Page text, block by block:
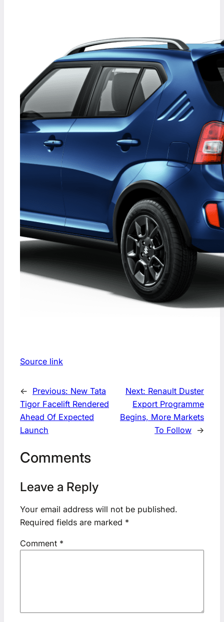
Source link
← Previous: New Tata
Tigor Facelift Rendered
Ahead Of Expected
Launch
Next: Renault Duster
Export Programme
Begins, More Markets
To Follow →
Comments
Leave a Reply
Your email address will not be published.
Required fields are marked *
Comment *